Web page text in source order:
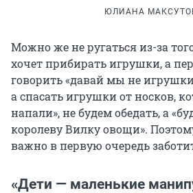
ЮЛИАНА
Можно же не ругаться из-за
хочет прибирать игрушки, а
говорить «давай мы не
а спасать игрушки от носков,
напали», не будем обедать, а
королеву Вилку овощи».
важно в первую очередь
«Дети — маленькие